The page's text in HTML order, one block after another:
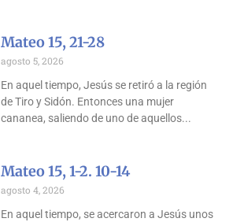
Mateo 15, 21-28
agosto 5, 2026
En aquel tiempo, Jesús se retiró a la región
de Tiro y Sidón. Entonces una mujer
cananea, saliendo de uno de aquellos
Mateo 15, 1-2. 10-14
agosto 4, 2026
En aquel tiempo, se acercaron a Jesús unos